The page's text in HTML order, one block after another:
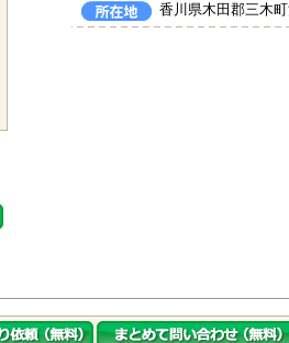
香川県木田郡三木